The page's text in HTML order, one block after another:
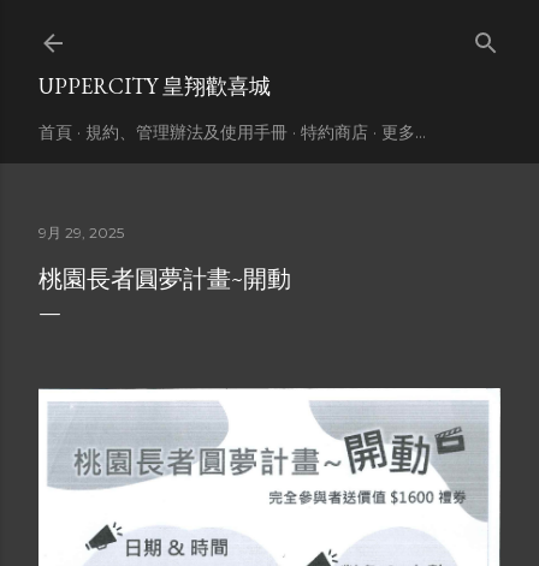
UPPERCITY 皇翔歡喜城
首頁 規約、管理辦法及使用手冊 特約商店 更多…
9月 29, 2025
桃園長者圓夢計畫~開動